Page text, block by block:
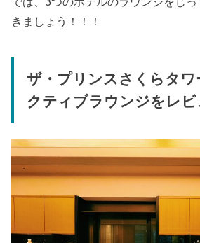
きましょう！！！
ザ・プリンスさくらタワ
クティブラウンジをレ